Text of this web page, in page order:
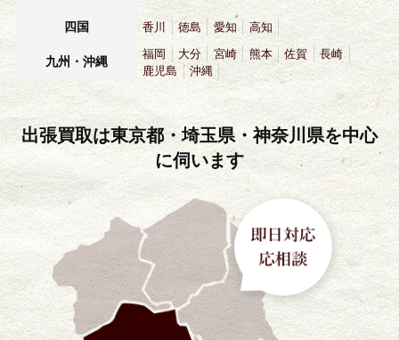
四国 香川 徳島 愛知 高知
九州・沖縄
福岡 大分 宮崎 熊本 佐賀
長崎
鹿児島
沖縄
出張買取は東京都・埼玉県・神奈川県を中心
に伺います